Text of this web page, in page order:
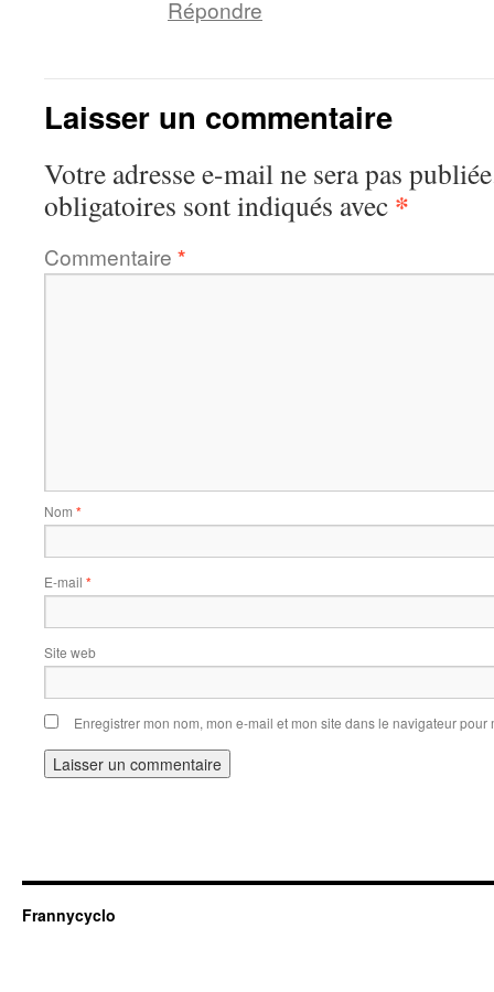
Répondre
Laisser un commentaire
Votre adresse e-mail ne sera pas
obligatoires sont indiqués avec *
Commentaire *
Nom *
E-mail *
Site web
Enregistrer mon nom, mon e-mail et mon site dans le navigateur
Frannycyclo